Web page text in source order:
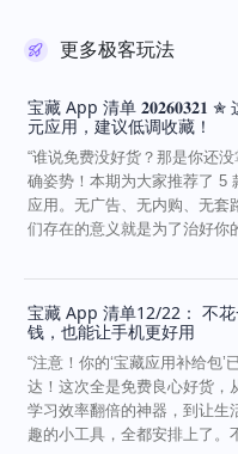
更多极客玩法
宝藏 App 清单 𝟐𝟎𝟐𝟔𝟎𝟑𝟐𝟏 ✮
元应用，建议低调收藏！
“谁说免费没好货？那是你还没
确姿势！本期为大家推荐了 5
应用。无广告、无内购、无套
们存在的意义就是为了治好你
宝藏 App 清单12/22： 不
钱，也能让手机更好用
“注意！你的‘宝藏应用补给包’
达！这次全是免费良心好货，
学习效率翻倍的神器，到让生
趣的小工具，全都安排上了。